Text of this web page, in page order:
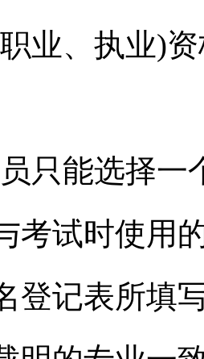
业、执业)
只能选择一
考试时使用
登记表所填